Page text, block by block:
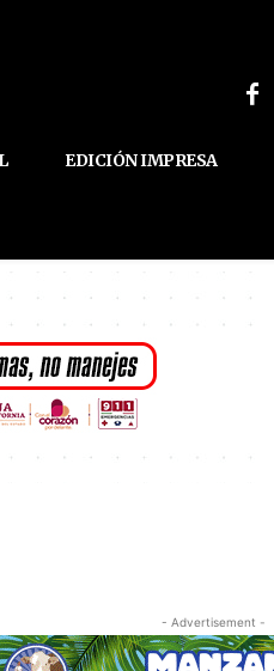
EDICIÓN IMPRESA
- Advertisement -